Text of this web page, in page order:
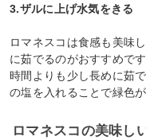
3.ザルに上げ水気をきる
ロマネスコは食感も美味
に茹でるのがおすすめで
時間よりも少し長めに茹
の塩を入れることで緑色
ロマネスコの美味し